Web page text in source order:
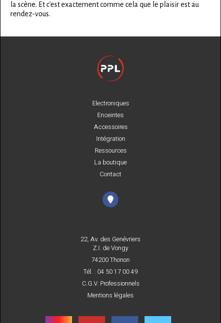
la scène. Et c'est exactement comme cela que le plaisir est au
rendez-vous.
Electroniques
Enceintes
Accessoires
Intégration
Ressources
La boutique
Contact
22, Av. des Genévriers
Z.I. de Vongy
74200 Thonon
Tél. : 04 50 17 00 49
C.G.V. Professionnels
Mentions légales